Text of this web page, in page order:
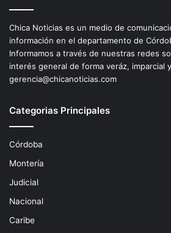
Chica Noticias es un medio de
información en el departamento de
Informamos a través de nuestras redes
interés general de forma veráz, imparcial
gerencia@chicanoticias.com
Categorias Principales
Córdoba
Montería
Judicial
Nacional
Caribe